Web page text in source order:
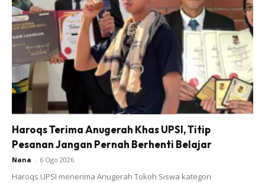
beliau amat menekan soal al-Quran. Leteran mereka
sentiasa mengingatkan beliau untuk akrab dengan al-
Quran.
Ini diakui oleh Irwani yang mendapat didikan ibu bapa dalam
menekankan “Quran Time” antara Maghrib dan Isyak.
Budaya tersebut diteruskan dalam legasi keluarga beliau,
ditambah dengan galakkan ibu mertuanya yang
mengutamakan bacaan al-Quran selepas subuh. Ini
melengkapkan kitaran hidup berdamping dengan al-Quran.
Haroqs Terima Anugerah Khas UPSI, Titip
Pesanan Jangan Pernah Berhenti Belajar
Nana - 6 Ogo 2026
Haroqs UPSI menerima Anugerah Tokoh Siswa kategori